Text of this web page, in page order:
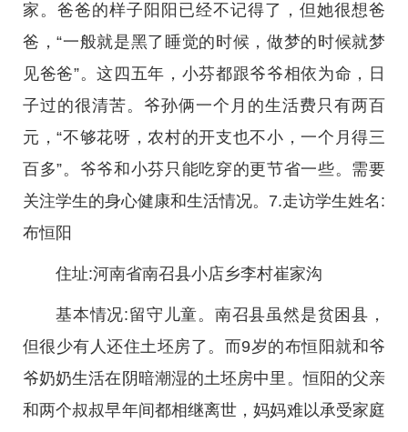
家。爸爸的样子阳阳已经不记得了，但她很想爸
爸，“一般就是黑了睡觉的时候，做梦的时候就梦
见爸爸”。这四五年，小芬都跟爷爷相依为命，日
子过的很清苦。爷孙俩一个月的生活费只有两百
元，“不够花呀，农村的开支也不小，一个月得三
百多”。爷爷和小芬只能吃穿的更节省一些。需要
关注学生的身心健康和生活情况。7.走访学生姓名:
布恒阳
住址:河南省南召县小店乡李村崔家沟
基本情况:留守儿童。南召县虽然是贫困县，
但很少有人还住土坯房了。而9岁的布恒阳就和爷
爷奶奶生活在阴暗潮湿的土坯房中里。恒阳的父亲
和两个叔叔早年间都相继离世，妈妈难以承受家庭